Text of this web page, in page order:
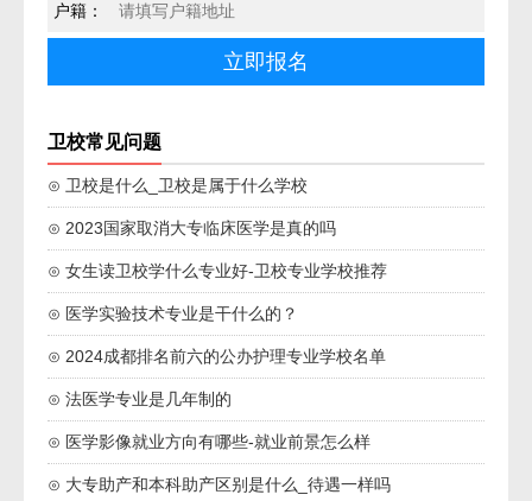
户籍：
卫校常见问题
⊙ 卫校是什么_卫校是属于什么学校
⊙ 2023国家取消大专临床医学是真的吗
⊙ 女生读卫校学什么专业好-卫校专业学校推荐
⊙ 医学实验技术专业是干什么的？
⊙ 2024成都排名前六的公办护理专业学校名单
⊙ 法医学专业是几年制的
⊙ 医学影像就业方向有哪些-就业前景怎么样
⊙ 大专助产和本科助产区别是什么_待遇一样吗